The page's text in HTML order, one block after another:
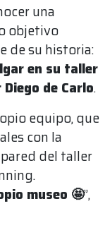
una
objetivo
de su historia:
en su taller
de Carlo.
equipo, que
con la
del taller
museo 🤩”,